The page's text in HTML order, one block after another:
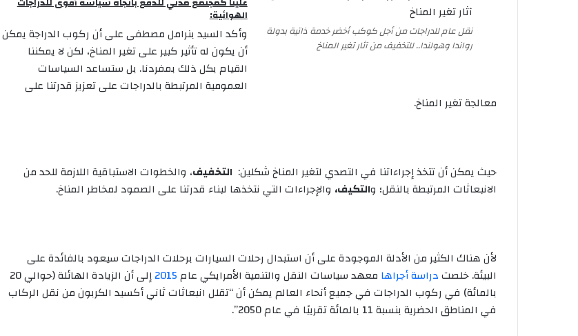
نقل عام للدراجات من أجل كوكب أخضر خدمة ذاتية بدولة
رواندا وهولندا.. للتخفيف من آثار تغير المناخ
الهوائية:
وأكد السيد بنرامل مصطفى على أن ركوب الدراجة يمكن
أن يكون له تأثير كبير على تغير المناخ، لكن لا يمكننا
القيام بكل ذلك بمفردنا. بل ستساعد السياسات
العمومية المرتبطة بالدراجات على تعزيز قدرتنا على
معالجة تغير المناخ.
حيث يمكن أن تتخذ إجراءاتنا في التصدي لتغير المناخ شكلين: التخفيف، والخطوات الاستباقية اللازمة للحد من
الانبعاثات المرتبطة بالنقل؛ والتكيف، والإجراءات التي نتخذها لبناء قدرتنا على الصمود لمخاطر المناخ.
لأن هناك الكثير من الأدلة الموجودة على أن استبدال رحلات السيارات برحلات الدراجات سيعود بالفائدة على
البيئة. خلصتدراسة أجراها معهد سياسات النقل والتنمية الأمرايكي عام2015
إلى أن الزيادة الهائلة (حوالي 20
بالمائة) في ركوب الدراجات في جميع أنحاء العالم يمكن أن “تقلل انبعاثات ثاني أكسيد الكربون من نقل الركاب
في المناطق الحضرية بنسبة 11 بالمائة تقريبًا في عام 2050”.